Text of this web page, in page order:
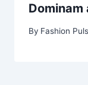
Dominam
By Fashion